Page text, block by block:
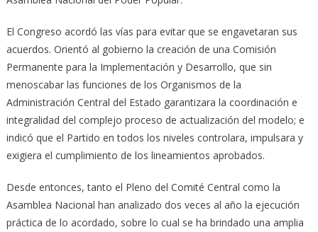
El Congreso acordó las vías para evitar que se engavetaran sus
acuerdos. Orientó al gobierno la creación de una Comisión
Permanente para la Implementación y Desarrollo, que sin
menoscabar las funciones de los Organismos de la
Administración Central del Estado garantizara la coordinación e
integralidad del complejo proceso de actualización del modelo; e
indicó que el Partido en todos los niveles controlara, impulsara y
exigiera el cumplimiento de los lineamientos aprobados.
Desde entonces, tanto el Pleno del Comité Central como la
Asamblea Nacional han analizado dos veces al año la ejecución
práctica de lo acordado, sobre lo cual se ha brindado una amplia